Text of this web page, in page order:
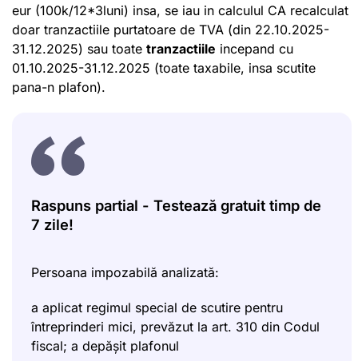
eur (100k/12*3luni) insa, se iau in calculul CA recalculat
doar tranzactiile purtatoare de TVA (din 22.10.2025-
31.12.2025) sau toate tranzactiile incepand cu
01.10.2025-31.12.2025 (toate taxabile, insa scutite
pana-n plafon).
Raspuns partial - Testează gratuit timp de
7 zile!
Persoana impozabilă analizată:
a aplicat regimul special de scutire pentru
întreprinderi mici, prevăzut la art. 310 din Codul
fiscal; a depășit plafonul